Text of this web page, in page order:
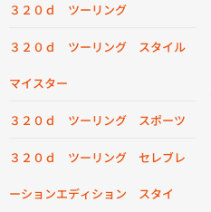
３２０ｄ ツーリング
３２０ｄ ツーリング スタイル
マイスター
３２０ｄ ツーリング スポーツ
３２０ｄ ツーリング セレブレ
ーションエディション スタイ